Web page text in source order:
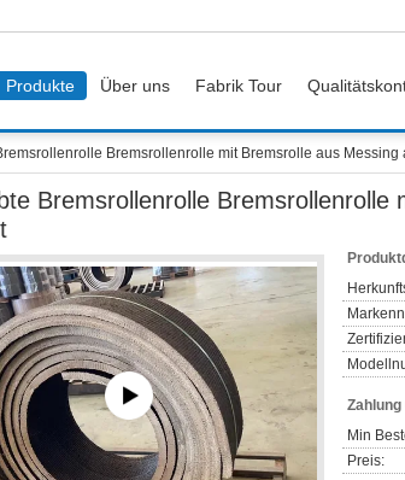
Produkte Über uns Fabrik Tour
Bremsrollenrolle mit Bremsrolle aus Messing
Bremsrollenrolle Bremsrollenrolle
Zahlung
Min
Preis: